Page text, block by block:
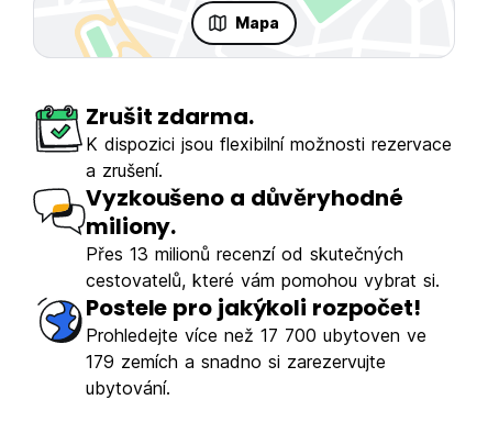
Mapa
Zrušit zdarma.
K dispozici jsou flexibilní možnosti rezervace
a zrušení.
Vyzkoušeno a důvěryhodné
miliony.
Přes 13 milionů recenzí od skutečných
cestovatelů, které vám pomohou vybrat si.
Postele pro jakýkoli rozpočet!
Prohledejte více než 17 700 ubytoven ve
179 zemích a snadno si zarezervujte
ubytování.